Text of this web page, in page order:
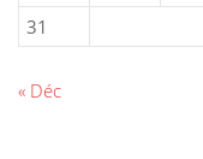
31
« Déc